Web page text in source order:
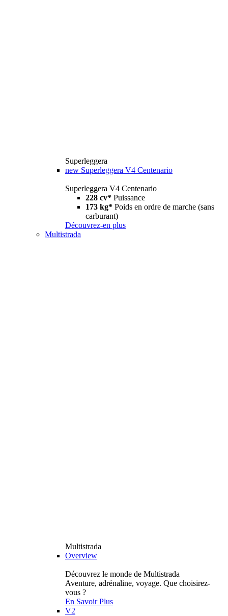
Superleggera
new Superleggera V4 Centenario
Superleggera V4 Centenario
228 cv* Puissance
173 kg* Poids en ordre de marche (sans
carburant)
Découvrez-en plus
Multistrada
Multistrada
Overview
Découvrez le monde de Multistrada
Aventure, adrénaline, voyage. Que choisirez-
vous ?
En Savoir Plus
V2